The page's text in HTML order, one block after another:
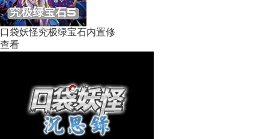
口袋妖怪究极绿宝石内置修
查看